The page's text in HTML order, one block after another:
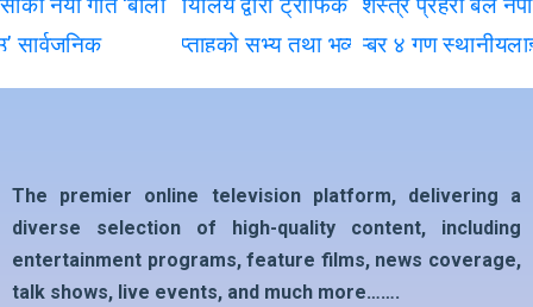
The premier online television platform, delivering a
diverse selection of high-quality content, including
entertainment programs, feature films, news coverage,
talk shows, live events, and much more…….